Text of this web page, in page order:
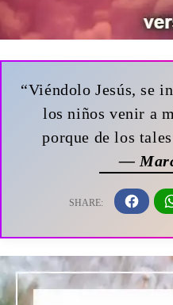
“Viéndolo Jesús, se
los niños venir a
porque de los
—